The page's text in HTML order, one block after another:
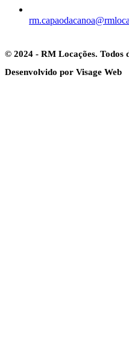
© 2024 - RM Locações. Todos
Desenvolvido por Visage Web